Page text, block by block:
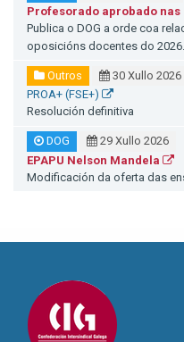
Profesorado aprobado
Publica o DOG a orde coa
oposicións docentes do 2026.
Outros
30 Xullo 2026
PROA+ (FSE+)
Resolución definitiva
DOG
29 Xullo 2026
EPAPU Nelson Mandela
Modificación da oferta das